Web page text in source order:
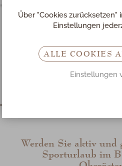
Angebote
Sporturlaub
Werden Sie aktiv und
Sporturlaub im
Über "Cookies zurücksetzen"
Einstellungen
ALLE COOKIES
Einstellungen